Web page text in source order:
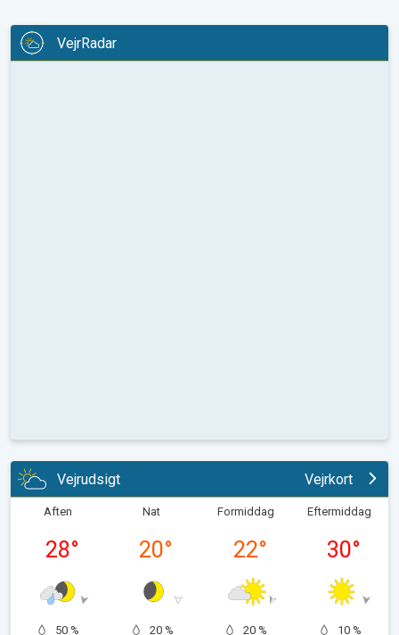
VejrRadar
Vejrudsigt Vejrkort
Aften
28°
50 %
Nat
20°
20 %
Formiddag
22°
20 %
Eftermiddag
30°
10 %